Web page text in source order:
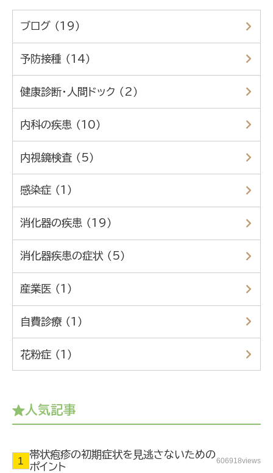
ブログ （19）
予防接種 （14）
健康診断・人間ドック （2）
内科の疾患 （10）
内視鏡検査 （5）
感染症 （1）
消化器の疾患 （19）
消化器疾患の症状 （5）
産業医 （1）
自費診療 （1）
花粉症 （1）
人気記事
帯状疱疹の初期症状を見逃さないための
ポイント
606918views